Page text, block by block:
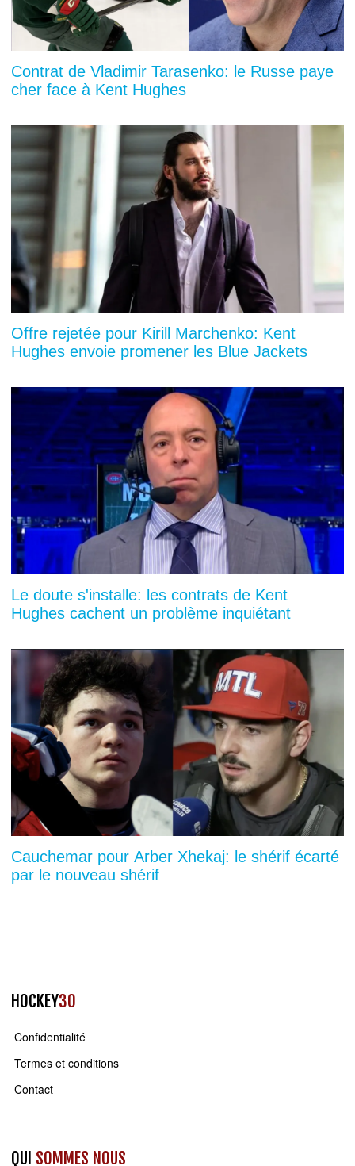
Contrat de Vladimir Tarasenko: le Russe paye
cher face à Kent Hughes
Offre rejetée pour Kirill Marchenko: Kent
Hughes envoie promener les Blue Jackets
Le doute s'installe: les contrats de Kent
Hughes cachent un problème inquiétant
Cauchemar pour Arber Xhekaj: le shérif écarté
par le nouveau shérif
HOCKEY30
Confidentialité
Termes et conditions
Contact
QUI SOMMES NOUS